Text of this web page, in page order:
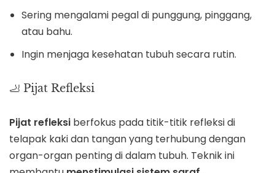
Sering mengalami pegal di punggung, pinggang,
atau bahu.
Ingin menjaga kesehatan tubuh secara rutin.
🦶 Pijat Refleksi
Pijat refleksi berfokus pada titik-titik refleksi di
telapak kaki dan tangan yang terhubung dengan
organ-organ penting di dalam tubuh. Teknik ini